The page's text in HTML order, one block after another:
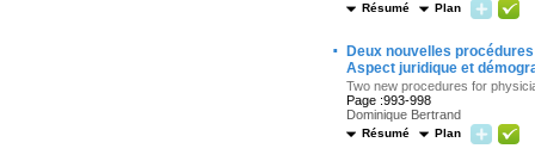
Résumé Plan
·
Deux nouvelles
Aspect juridique et
Two new procedures for
Page :993-998
Dominique Bertrand
Résumé Plan